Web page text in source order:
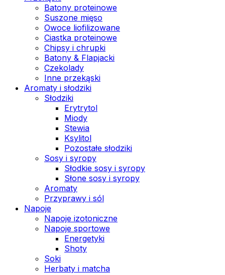
Batony proteinowe
Suszone mięso
Owoce liofilizowane
Ciastka proteinowe
Chipsy i chrupki
Batony & Flapjacki
Czekolady
Inne przekąski
Aromaty i słodziki
Słodziki
Erytrytol
Miody
Stewia
Ksylitol
Pozostałe słodziki
Sosy i syropy
Słodkie sosy i syropy
Słone sosy i syropy
Aromaty
Przyprawy i sól
Napoje
Napoje izotoniczne
Napoje sportowe
Energetyki
Shoty
Soki
Herbaty i matcha